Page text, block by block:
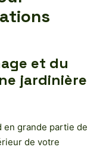
et du
jardinière
en grande partie de
de votre